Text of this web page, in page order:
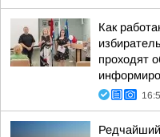
Как
проходят